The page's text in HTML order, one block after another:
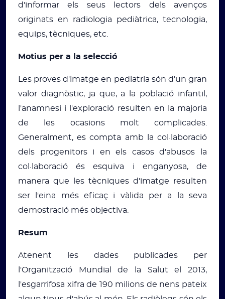
d'informar els seus lectors dels avenços
originats en radiologia pediàtrica, tecnologia,
equips, tècniques, etc.
Motius per a la selecció
Les proves d'imatge en pediatria són d'un gran
valor diagnòstic, ja que, a la població infantil,
l'anamnesi i l'exploració resulten en la majoria
de les ocasions molt complicades.
Generalment, es compta amb la col·laboració
dels progenitors i en els casos d'abusos la
col·laboració és esquiva i enganyosa, de
manera que les tècniques d'imatge resulten
ser l'eina més eficaç i vàlida per a la seva
demostració més objectiva.
Resum
Atenent les dades publicades per
l'Organització Mundial de la Salut el 2013,
l'esgarrifosa xifra de 190 milions de nens pateix